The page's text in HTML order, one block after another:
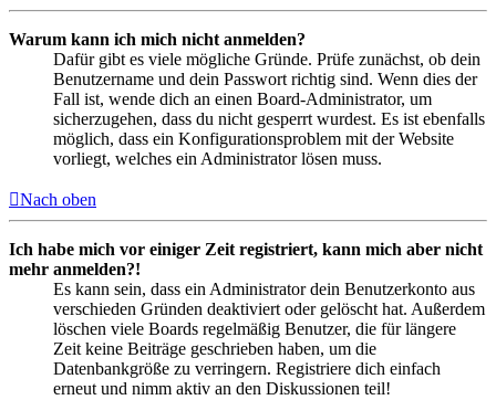
Warum kann ich mich nicht anmelden?
Dafür gibt es viele mögliche Gründe. Prüfe zunächst, ob dein
Benutzername und dein Passwort richtig sind. Wenn dies der
Fall ist, wende dich an einen Board-Administrator, um
sicherzugehen, dass du nicht gesperrt wurdest. Es ist ebenfalls
möglich, dass ein Konfigurationsproblem mit der Website
vorliegt, welches ein Administrator lösen muss.
Nach oben
Ich habe mich vor einiger Zeit registriert, kann mich aber nicht
mehr anmelden?!
Es kann sein, dass ein Administrator dein Benutzerkonto aus
verschieden Gründen deaktiviert oder gelöscht hat. Außerdem
löschen viele Boards regelmäßig Benutzer, die für längere
Zeit keine Beiträge geschrieben haben, um die
Datenbankgröße zu verringern. Registriere dich einfach
erneut und nimm aktiv an den Diskussionen teil!